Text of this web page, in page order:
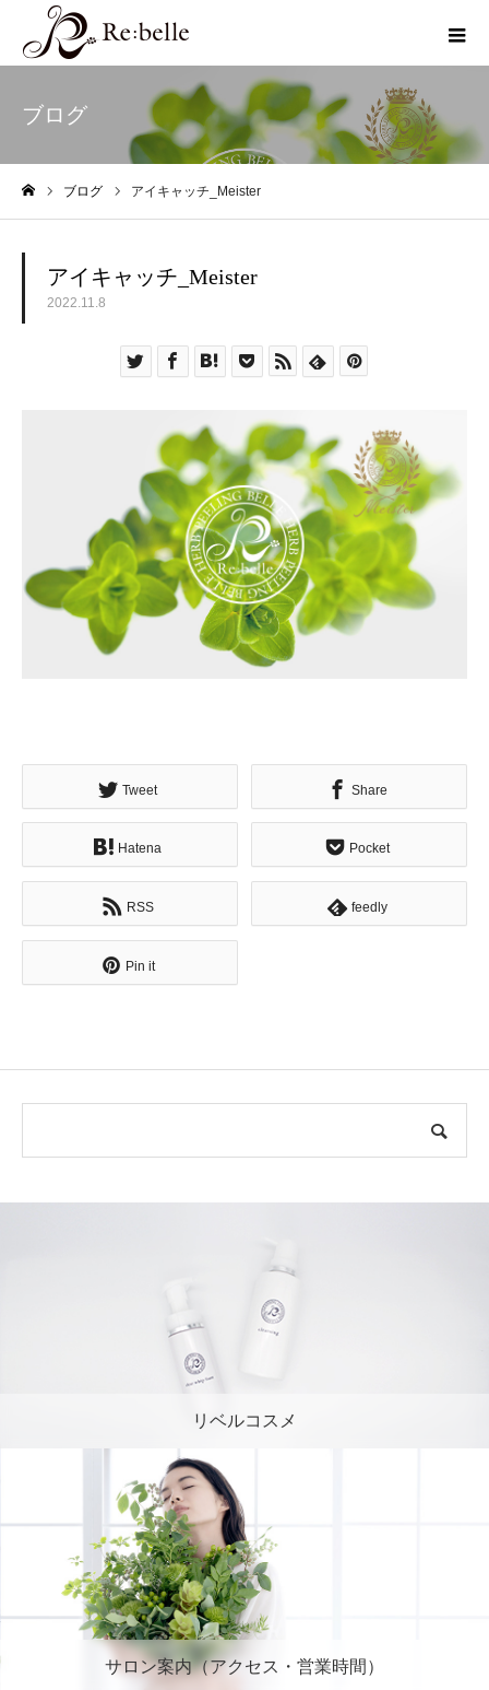
ブログ
ブログ アイキャッチ_Meister
アイキャッチ_Meister
2022.11.8
Tweet Share
Hatena Pocket
RSS feedly
Pin it
リベルコスメ
サロン案内（アクセス・営業時間）